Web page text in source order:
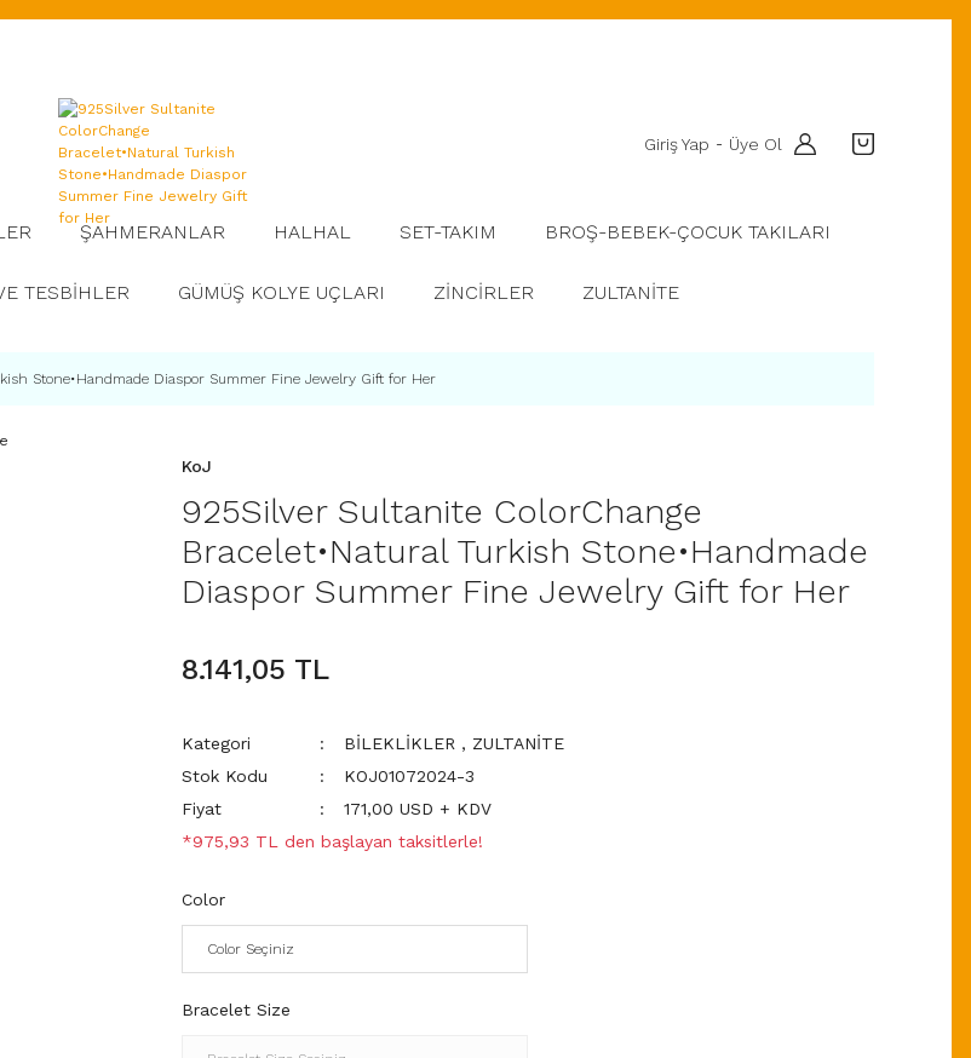
Giriş Yap - Üye Ol
ŞAHMERANLAR HALHAL SET-TAKIM BROŞ-BEBEK-ÇOCUK TAKILARI
TESBİHLER GÜMÜŞ KOLYE UÇLARI ZİNCİRLER ZULTANİTE
Stone•Handmade Diaspor Summer Fine Jewelry Gift for Her
KoJ
925Silver Sultanite ColorChange
Bracelet•Natural Turkish Stone•Handmade
Diaspor Summer Fine Jewelry Gift for Her
8.141,05 TL
Kategori BİLEKLİKLER , ZULTANİTE
Stok Kodu
KOJ01072024-3
Fiyat
171,00 USD + KDV
*975,93 TL den başlayan taksitlerle!
Color
Bracelet Size